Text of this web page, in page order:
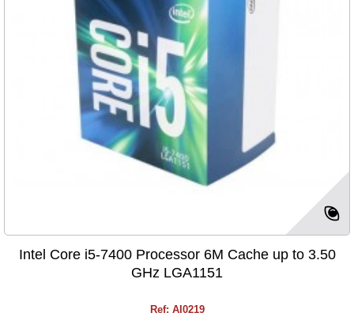
Intel Core i5-7400 Processor 6M Cache up to 3.50
GHz LGA1151
Ref: AI0219